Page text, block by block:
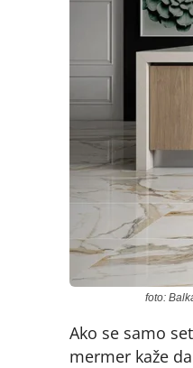
foto:
Ako se samo
mermer kaže